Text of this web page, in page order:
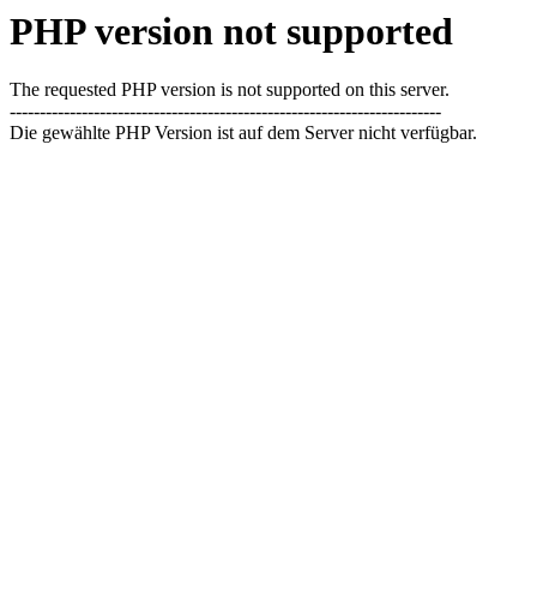
PHP version not supported
The requested PHP version is not supported on this server.
------------------------------------------------------------------------
Die gewählte PHP Version ist auf dem Server nicht verfügbar.